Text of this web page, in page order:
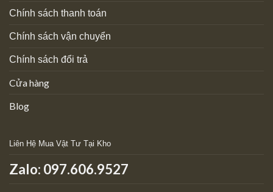
Chính sách thanh toán
Chính sách vận chuyển
Chính sách đổi trả
Cửa hàng
Blog
Liên Hệ Mua Vật Tư Tại Kho
Zalo: 097.606.9527